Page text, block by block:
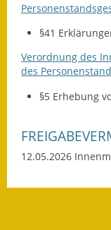
§41
Verordnung des
des
§5 Erhebung
12.05.2026